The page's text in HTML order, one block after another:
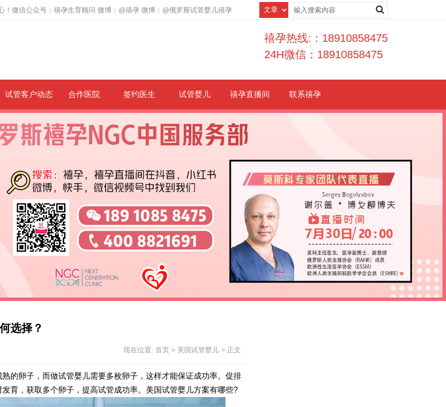
微信公众号：禧孕生育顾问 微博：@禧孕 微博：@俄罗斯试管婴儿禧孕
禧孕热线:：18910858475
24H微信：18910858475
试管客户动态 合作医院 签约医生 试管婴儿 禧孕直播间 联系禧孕
选择？
现在位置: 首页 > 美国试管婴儿 > 正文
的卵子，而做试管婴儿需要多枚卵子，这样才能保证成功率。促排
育，获取多个卵子，提高试管成功率。美国试管婴儿方案有哪些?